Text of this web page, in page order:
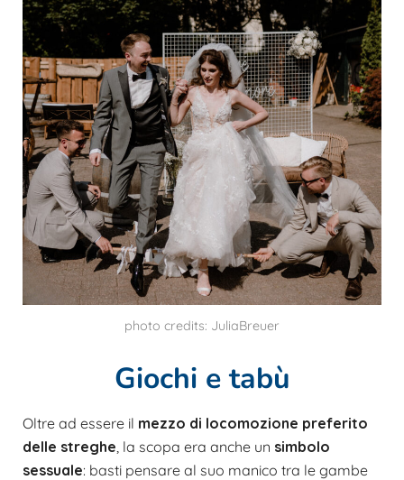
photo credits: JuliaBreuer
Giochi e tabù
Oltre ad essere il mezzo di locomozione preferito
delle streghe , la scopa era anche un simbolo
sessuale: basti pensare al suo manico tra le gambe